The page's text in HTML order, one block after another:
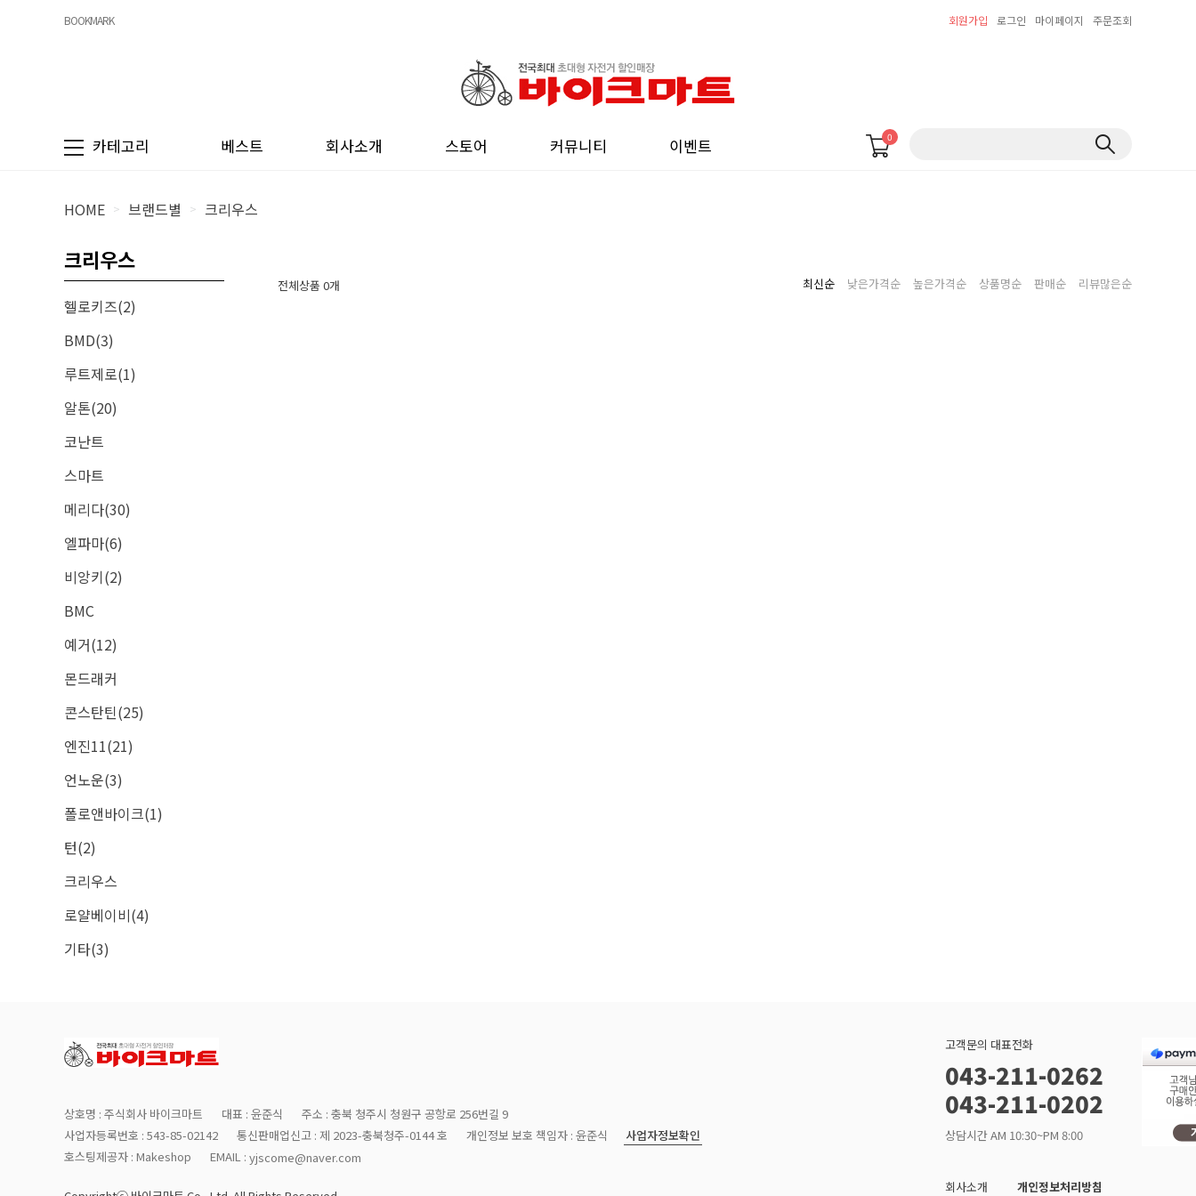
BOOKMARK 회원가입 로그인 마이페이지 주문조회
카테고리 베스트 회사소개 스토어 커뮤니티 이벤트 0
HOME > 브랜드별 > 크리우스
크리우스
헬로키즈(2)
BMD(3)
루트제로(1)
알톤(20)
코난트
스마트
메리다(30)
엘파마(6)
비앙키(2)
BMC
예거(12)
몬드래커
콘스탄틴(25)
엔진11(21)
언노운(3)
폴로앤바이크(1)
턴(2)
크리우스
로얄베이비(4)
기타(3)
전체상품 0개 최신순 낮은가격순 높은가격순 상품명순 판매순 리뷰많은순
상호명 : 주식회사 바이크마트 대표 : 윤준식
주소 : 충북 청주시 청원구 공항로 256번길 9
사업자등록번호 : 543-85-02142
통신판매업신고 : 제 2023-충북청주-0144 호 개인정보 보호 책임자 : 윤준식
사업자정보확인
호스팅제공자 : Makeshop
EMAIL : yjscome@naver.com
고객문의 대표전화
043-211-0262
043-211-0202
상담시간 AM 10:30~PM 8:00
회사소개 개인정보처리방침